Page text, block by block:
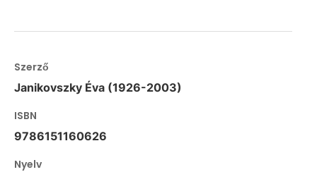
Szerző
Janikovszky Éva (1926-2003)
ISBN
9786151160626
Nyelv